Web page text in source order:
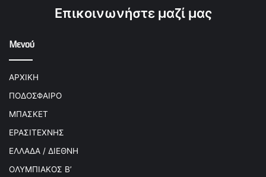
Επικοινωνήστε μαζί μας
Μενού
ΑΡΧΙΚΗ
ΠΟΔΟΣΦΑΙΡΟ
ΜΠΑΣΚΕΤ
ΕΡΑΣΙΤΕΧΝΗΣ
ΕΛΛΑΔΑ / ΔΙΕΘΝΗ
ΟΛΥΜΠΙΑΚΟΣ Β’